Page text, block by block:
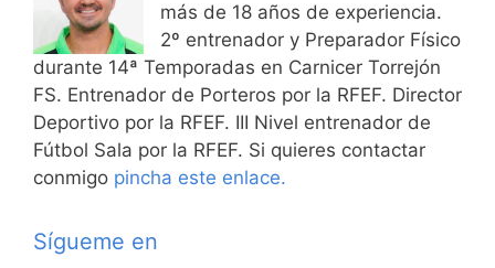
más de 18 años de experiencia.
2º entrenador y Preparador Físico
durante 14ª Temporadas en Carnicer Torrejón
FS. Entrenador de Porteros por la RFEF. Director
Deportivo por la RFEF. III Nivel entrenador de
Fútbol Sala por la RFEF. Si quieres contactar
conmigo pincha este enlace.
Sígueme en